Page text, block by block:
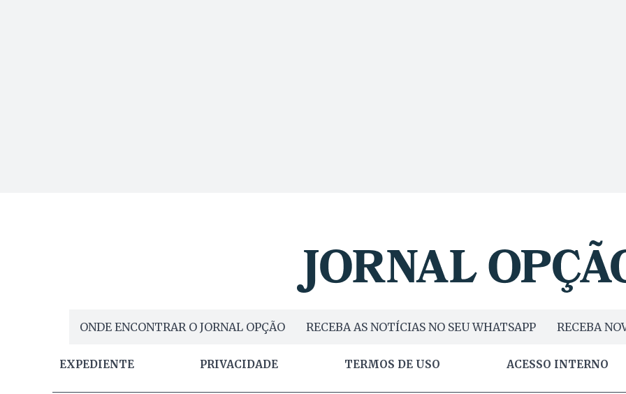
ONDE ENCONTRAR O JORNAL OPÇÃO RECEBA AS NOTÍCIAS NO SEU WHATSAPP RECEBA
EXPEDIENTE PRIVACIDADE TERMOS DE USO ACESSO INTERNO